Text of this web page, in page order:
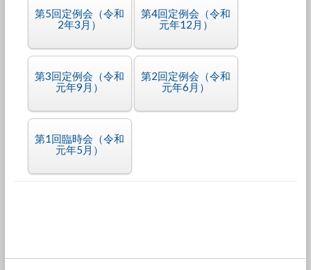
第5回定例会（令和
2年3月）
第4回定例会（令和
元年12月）
第3回定例会（令和
元年9月）
第2回定例会（令和
元年6月）
第1回臨時会（令和
元年5月）